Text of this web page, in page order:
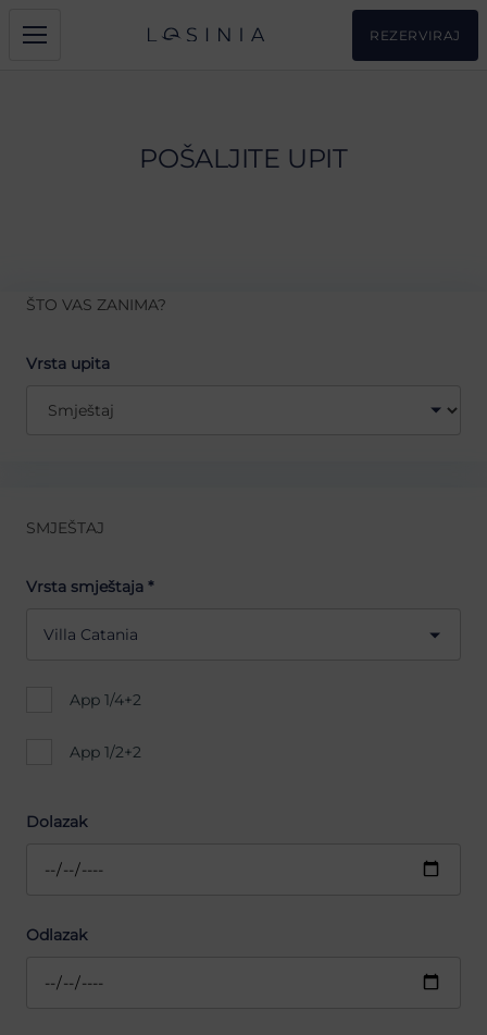
REZERVIRAJ
POŠALJITE UPIT
ŠTO VAS ZANIMA?
Vrsta upita
SMJEŠTAJ
Vrsta smještaja *
Villa Catania
App 1/4+2
App 1/2+2
Dolazak
Odlazak